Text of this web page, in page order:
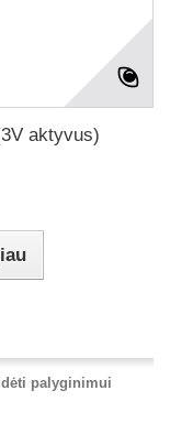
aktyvus)
palyginimui